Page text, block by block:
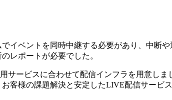
イベントを同時中継する必要があり、中断
レポートが必要でした。
ービスに合わせて配信インフラを用意し
客様の課題解決と安定したLIVE配信サービス